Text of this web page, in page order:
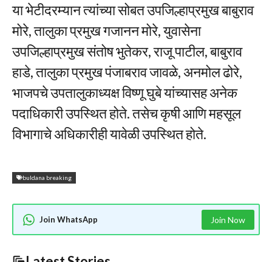
या भेटीदरम्यान त्यांच्या सोबत उपजिल्हाप्रमुख बाबुराव
मोरे, तालुका प्रमुख गजानन मोरे, युवासेना
उपजिल्हाप्रमुख संतोष भुतेकर, राजू पाटील, बाबुराव
हाडे, तालुका प्रमुख पंजाबराव जावळे, अनमोल ढोरे,
भाजपचे उपतालुकाध्यक्ष विष्णू घुबे यांच्यासह अनेक
पदाधिकारी उपस्थित होते. तसेच कृषी आणि महसूल
विभागाचे अधिकारीही यावेळी उपस्थित होते.
buldana breaking
Join WhatsApp Join Now